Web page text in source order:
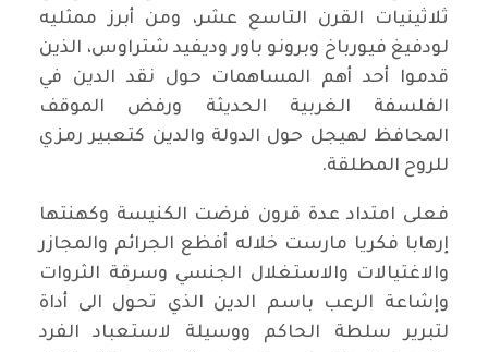
ثلاثينيات القرن التاسع عشر، ومن أبرز ممثليه
لودفيغ فيورباخ وبرونو باور وديفيد شتراوس، الذين
قدموا أحد أهم المساهمات حول نقد الدين في
الفلسفة الغربية الحديثة ورفض الموقف
المحافظ لهيجل حول الدولة والدين كتعبير رمزي
للروح المطلقة.
فعلى امتداد عدة قرون فرضت الكنيسة وكهنتها
إرهابا فكريا مارست خلاله أفظع الجرائم والمجازر
والاغتيالات والاستغلال الجنسي وسرقة الثروات
وإشاعة الرعب باسم الدين الذي تحول الى أداة
لتبرير سلطة الحاكم ووسيلة لاستعباد الفرد